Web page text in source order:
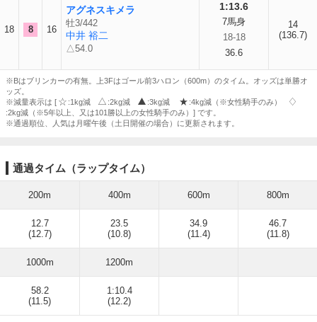
18 8 16
アグネスキメラ
牡3/442
中井 裕二
△54.0
1:13.6
7馬身
18-18
36.6
14
(136.7)
※Bはブリンカーの有無。上3Fはゴール前3ハロン（600m）のタイム。オッズは単勝オ
ッズ。
※減量表示は [
:1kg減 :2kg減 :3kg減
:4kg減（※女性騎手のみ）
:2kg減（※5年以上、又は101勝以上の女性騎手のみ）] です。
※通過順位、人気は月曜午後（土日開催の場合）に更新されます。
通過タイム（ラップタイム）
200m 400m 600m 800m
12.7
(12.7)
23.5
(10.8)
34.9
(11.4)
46.7
(11.8)
1000m 1200m
58.2
(11.5)
1:10.4
(12.2)